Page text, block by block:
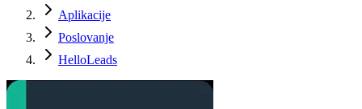
Aplikacije
Poslovanje
HelloLeads